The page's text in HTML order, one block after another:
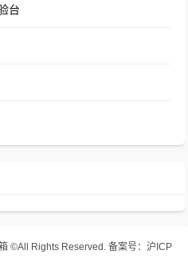
台
©All Rights Reserved. 备案号：沪ICP